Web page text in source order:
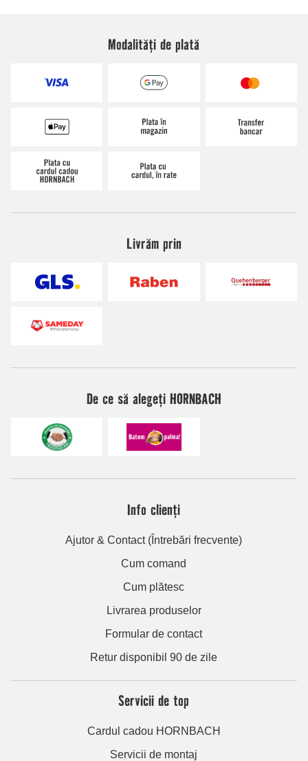
Modalități de plată
Livrăm prin
De ce să alegeți HORNBACH
Info clienți
Ajutor & Contact (Întrebări frecvente)
Cum comand
Cum plătesc
Livrarea produselor
Formular de contact
Retur disponibil 90 de zile
Servicii de top
Cardul cadou HORNBACH
Servicii de montaj